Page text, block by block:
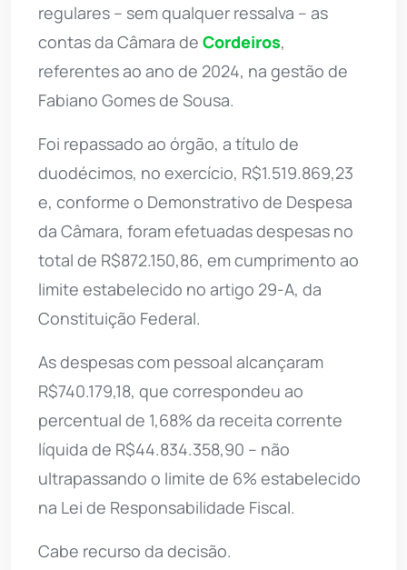
regulares – sem qualquer ressalva – as
contas da Câmara de Cordeiros,
referentes ao ano de 2024, na gestão de
Fabiano Gomes de Sousa.
Foi repassado ao órgão, a título de
duodécimos, no exercício, R$1.519.869,23
e, conforme o Demonstrativo de Despesa
da Câmara, foram efetuadas despesas no
total de R$872.150,86, em cumprimento ao
limite estabelecido no artigo 29-A, da
Constituição Federal.
As despesas com pessoal alcançaram
R$740.179,18, que correspondeu ao
percentual de 1,68% da receita corrente
líquida de R$44.834.358,90 – não
ultrapassando o limite de 6% estabelecido
na Lei de Responsabilidade Fiscal.
Cabe recurso da decisão.